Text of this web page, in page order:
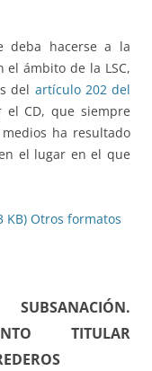
deba hacerse a la
el ámbito de la LSC,
del artículo 202 del
CD, que siempre
ha resultado
el lugar en el que
KB) Otros formatos
TITULAR